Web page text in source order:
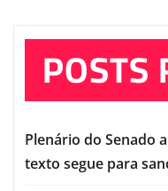
POSTS
Plenário do Senado
texto segue para